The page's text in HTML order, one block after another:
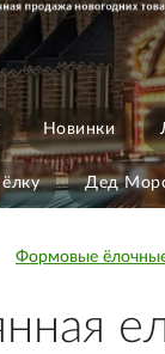
Новинки
Дед
Формовые